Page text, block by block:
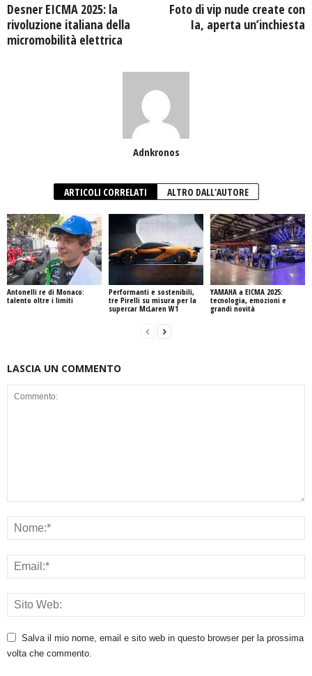
Desner EICMA 2025: la
rivoluzione italiana della
micromobilità elettrica
Foto di vip nude create con
Ia, aperta un’inchiesta
Adnkronos
ARTICOLI CORRELATI ALTRO DALL'AUTORE
Antonelli re di Monaco:
talento oltre i limiti
Performanti e sostenibili,
tre Pirelli su misura per la
supercar McLaren W1
YAMAHA a EICMA 2025:
tecnologia, emozioni e
grandi novità
LASCIA UN COMMENTO
Salva il mio nome, email e sito web in questo browser per la prossima
volta che commento.